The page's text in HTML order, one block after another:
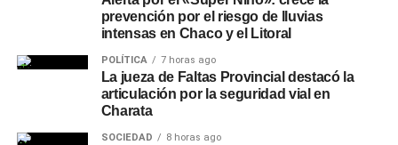
prevención por el riesgo de lluvias
intensas en Chaco y el Litoral
POLÍTICA 7 horas ago
La jueza de Faltas Provincial destacó la
articulación por la seguridad vial en
Charata
SOCIEDAD 8 horas ago